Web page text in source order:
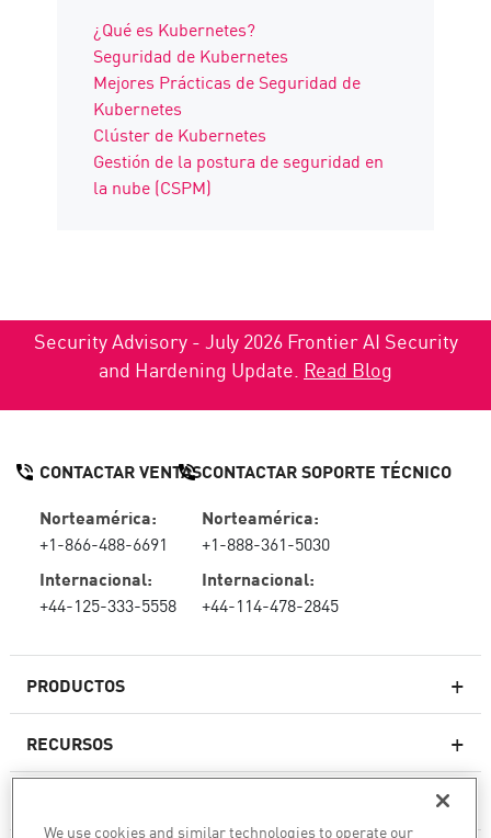
¿Qué es Kubernetes?
Seguridad de Kubernetes
Mejores Prácticas de Seguridad de
Kubernetes
Clúster de Kubernetes
Gestión de la postura de seguridad en
la nube (CSPM)
Security Advisory - July 2026 Frontier AI Security
and Hardening Update. Read Blog
PRODUCTOS
Firewall de última generación
RECURSOS
CONTACTAR VENTAS
Norteamérica:
+1-866-488-6691
Internacional:
+44-125-333-5558
CONTACTAR SOPORTE TÉCNICO
Norteamérica:
+1-888-361-5030
Internacional:
+44-114-478-2845
We use cookies and similar technologies to operate our